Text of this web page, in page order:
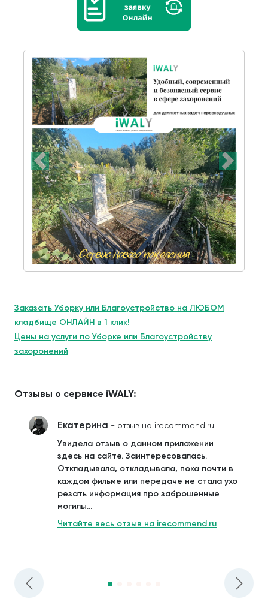
Заказать Уборку или Благоустройство на ЛЮБОМ
кладбище ОНЛАЙН в 1 клик!
Цены на услуги по Уборке или Благоустройству
захоронений
Отзывы о сервисе iWALY:
Екатерина - отзыв на irecommend.ru
Увидела отзыв о данном приложении
здесь на сайте. Заинтересовалась.
Откладывала, откладывала, пока почти в
каждом фильме или передаче не стала ухо
резать информация про заброшенные
могилы...
Читайте весь отзыв на irecommend.ru